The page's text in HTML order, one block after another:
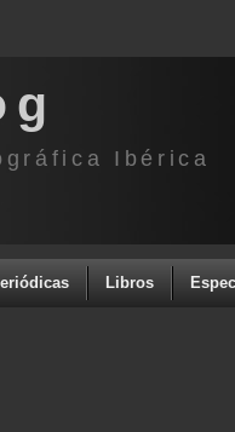
Ibérica
Libros